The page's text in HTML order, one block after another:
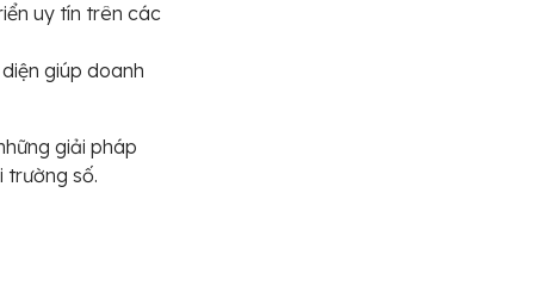
uy tín trên các
giúp doanh
giải pháp
trường số.